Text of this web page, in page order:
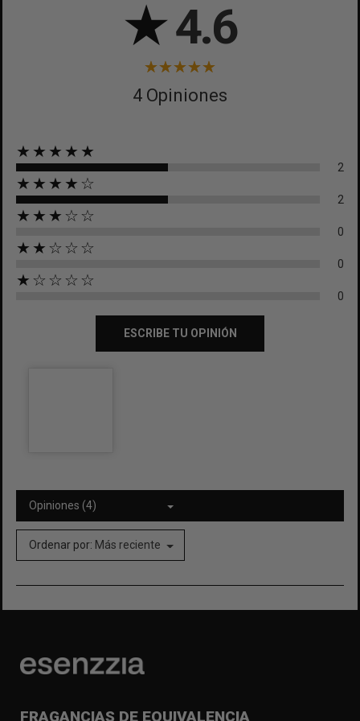
★4.6
4 Opiniones
★★★★★
2
★★★★☆
2
★★★☆☆
0
★★☆☆☆
0
★☆☆☆☆
0
ESCRIBE TU OPINIÓN
Opiniones (4)
Ordenar por: Más reciente
FRAGANCIAS DE EQUIVALENCIA